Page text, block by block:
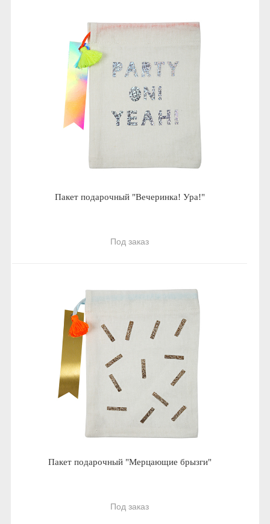
Пакет подарочный "Вечеринка! Ура!"
Под заказ
Пакет подарочный "Мерцающие брызги"
Под заказ